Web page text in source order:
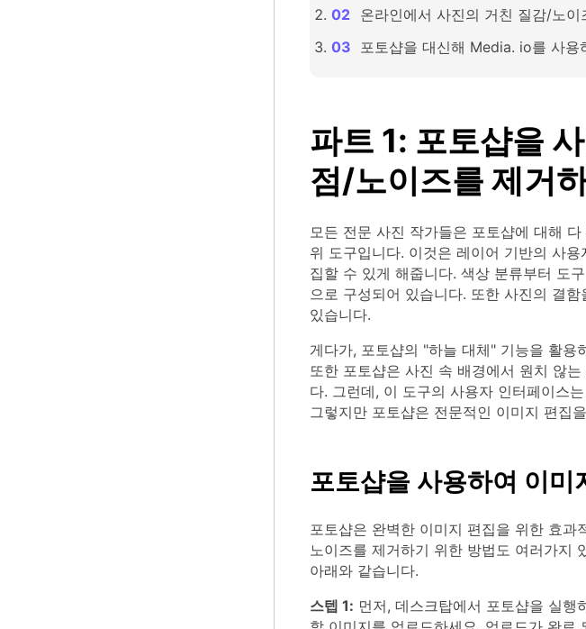
온라인에서 사진의 거친 질감/노
포토샵을 대신해 Media. io를 사용
파트 1: 포토샵을
점/노이즈를 제거
모든 전문 사진 작가들은 포토샵에 대해
위 도구입니다. 이것은 레이어 기반의 사
집할 수 있게 해줍니다. 색상 분류부터 도
으로 구성되어 있습니다. 또한 사진의 결
있습니다.
게다가, 포토샵의 "하늘 대체" 기능을 활
또한 포토샵은 사진 속 배경에서 원치 않
다. 그런데, 이 도구의 사용자 인터페이스
그렇지만 포토샵은 전문적인 이미지 편집
포토샵을 사용하여 이미
포토샵은 완벽한 이미지 편집을 위한 효과
노이즈를 제거하기 위한 방법도 여러가지
아래와 같습니다.
스텝 1: 먼저, 데스크탑에서 포토샵을 실행